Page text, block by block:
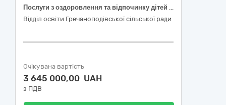
Послуги з оздоровлення та відпочинку дітей пільгових категорій в дитячих закладах оздоровлення та відпочинку
Відділ освіти Гречаноподівської сільської ради
Очікувана вартість
3 645 000,00 UAH
з ПДВ